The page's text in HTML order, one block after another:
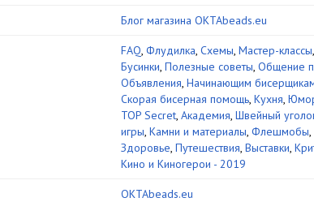
Блог магазина OKTAbeads.eu
FAQ Флудилка Схемы Мастер-классы
Бусинки Полезные советы Общение
Объявления Начинающим
Скорая бисерная помощь Кухня
TOP Secret Академия Швейный
игры Камни и материалы Флешмобы
Здоровье Путешествия Выставки
Кино и Киногерои - 2019
OKTAbeads.eu